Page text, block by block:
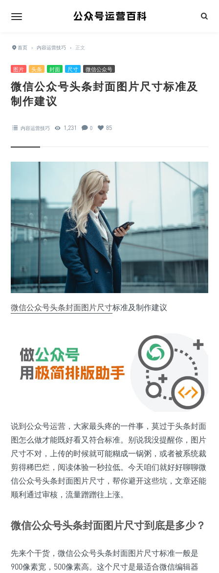
首页 › 内容运营技巧 › 正文
图片 头条 封面 尺寸 微信公众号
微信公众号头条封面图片尺寸标准及
制作建议
内容运营技巧 1,231 0 85
微信公众号头条封面图片尺寸标准及制作建议
说到公众号运营，大家最头疼的一件事，莫过于头条封面
图怎么做才能既好看又符合标准。别说我没提醒你，图片
尺寸不对，上传的时候就可能糊成一锅粥，或者被系统裁
剪得稀巴烂，阅读体验一秒拉低。今天咱们就好好聊聊微
信公众号头条封面图片尺寸，帮你避开这些坑，文章还能
顺利通过审核，流量蹭蹭往上涨。
微信公众号头条封面图片尺寸到底是多少？
先来个干货，微信公众号头条封面图片尺寸标准一般是
900像素宽，500像素高。这个尺寸是最适合微信编辑器